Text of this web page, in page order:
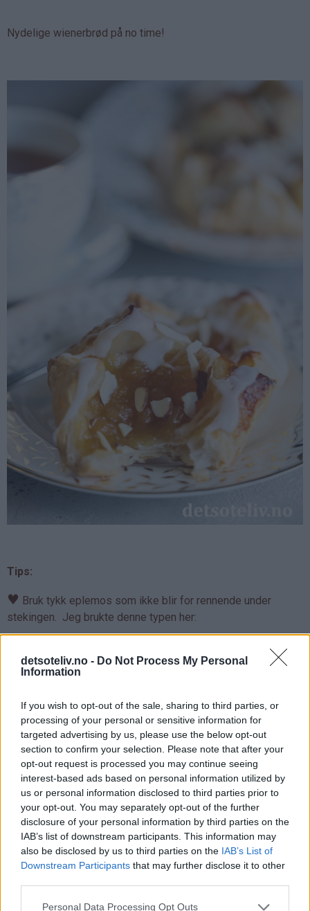
detsoteliv.no - Do Not Process My Personal
Information
If you wish to opt-out of the sale, sharing to third parties, or
processing of your personal or sensitive information for
targeted advertising by us, please use the below opt-out
section to confirm your selection. Please note that after your
opt-out request is processed you may continue seeing
interest-based ads based on personal information utilized by
us or personal information disclosed to third parties prior to
your opt-out. You may separately opt-out of the further
disclosure of your personal information by third parties on the
IAB’s list of downstream participants. This information may
also be disclosed by us to third parties on the IAB’s List of
Downstream Participants that may further disclose it to other
Personal Data Processing Opt Outs
Nydelige wienerbrød på no time!
Tips:
♥ Bruk tykk eplemos som ikke blir for rennende under
stekingen. Jeg brukte denne typen her: